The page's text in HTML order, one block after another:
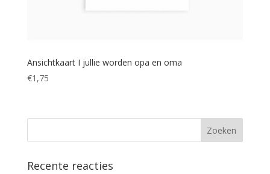
Ansichtkaart I jullie worden opa en oma
€1,75
Recente reacties